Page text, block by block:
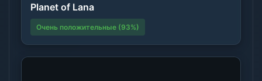
Planet of Lana
Очень положительные (93%)